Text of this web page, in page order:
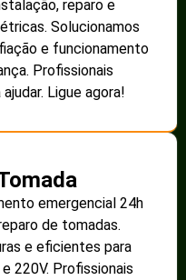
reparo e
Solucionamos
e funcionamento
Profissionais
Ligue agora!
emergencial 24h
de tomadas.
e eficientes para
220V. Profissionais